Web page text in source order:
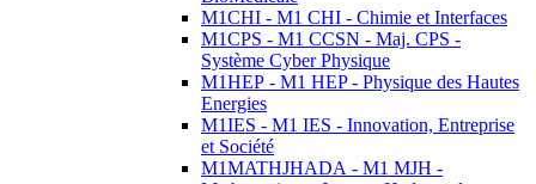
M1CHI - M1 CHI - Chimie et Interfaces
M1CPS - M1 CCSN - Maj. CPS -
Système Cyber Physique
M1HEP - M1 HEP - Physique des Hautes
Energies
M1IES - M1 IES - Innovation, Entreprise
et Société
M1MATHJHADA - M1 MJH -